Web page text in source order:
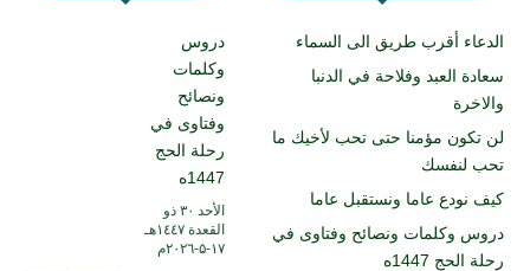
الدعاء أقرب طريق الى السماء
سعادة العبد وفلاحة في الدنبا
والاخرة
لن تكون مؤمنا حتى تحب لأخيك ما
تحب لنفسك
كيف نودع عاما ونستقبل عاما
دروس وكلمات ونصائح وفتاوى في
رحلة الحج 1447ه
دروس
وكلمات
ونصائح
وفتاوى في
رحلة الحج
1447ه
الأحد ۳۰ ذو
القعدة ۱٤٤۷هـ
۱۷-۵-۲۰۲٦م